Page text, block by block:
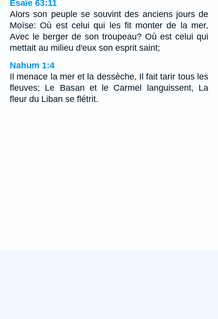
Ésaïe 63:11
Alors son peuple se souvint des anciens jours de
Moïse: Où est celui qui les fit monter de la mer,
Avec le berger de son troupeau? Où est celui qui
mettait au milieu d'eux son esprit saint;
Nahum 1:4
Il menace la mer et la dessèche, Il fait tarir tous les
fleuves; Le Basan et le Carmel languissent, La
fleur du Liban se flétrit.